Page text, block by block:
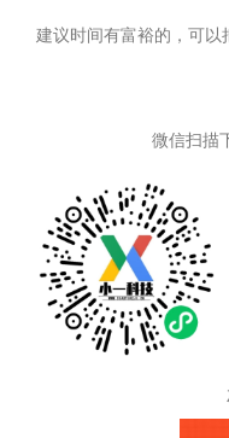
建议时间有富裕的，可以
微信扫描